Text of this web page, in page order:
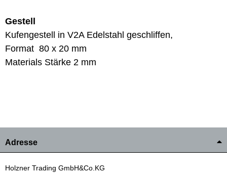
Gestell
Kufengestell in V2A Edelstahl geschliffen,
Format 80 x 20 mm
Materials Stärke 2 mm
Adresse
Holzner Trading GmbH&Co.KG